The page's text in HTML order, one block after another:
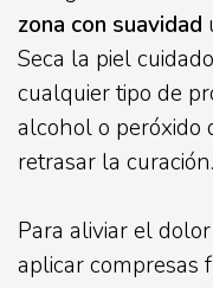
zona con suavidad
Seca la piel
cualquier tipo de
alcohol o peróxido
retrasar la curación.
Para aliviar el
aplicar compresas